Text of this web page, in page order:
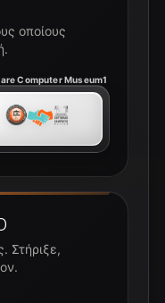
οποίους
Computer Museum1
Στήριξε,